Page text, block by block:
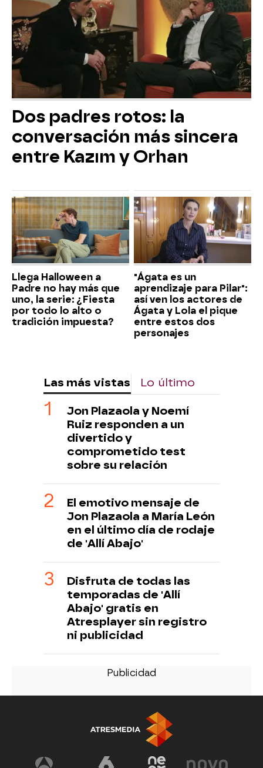
Dos padres rotos: la
conversación más sincera
entre Kazım y Orhan
Llega Halloween a
Padre no hay más que
uno, la serie: ¿Fiesta
por todo lo alto o
tradición impuesta?
"Ágata es un
aprendizaje para Pilar":
así ven los actores de
Ágata y Lola el pique
entre estos dos
personajes
Las más vistas Lo último
Jon Plazaola y Noemí
Ruiz responden a un
divertido y
comprometido test
sobre su relación
El emotivo mensaje de
Jon Plazaola a María León
en el último día de rodaje
de 'Allí Abajo'
Disfruta de todas las
temporadas de 'Allí
Abajo' gratis en
Atresplayer sin registro
ni publicidad